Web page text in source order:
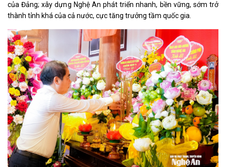
của Đảng; xây dựng Nghệ An phát triển nhanh, bền vững, sớm trở
thành tỉnh khá của cả nước, cực tăng trưởng tầm quốc gia.